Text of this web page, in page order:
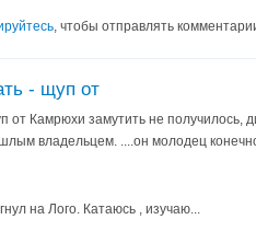
, чтобы отправлять
- щуп от
от Камрюхи замутить не
владельцем. ....он молодец
на Лого. Катаюсь , изучаю...